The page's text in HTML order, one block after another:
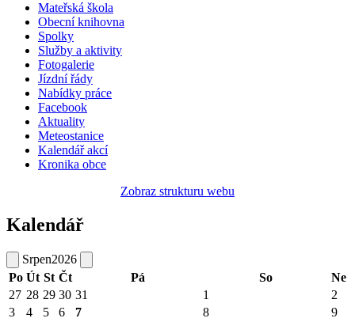
Mateřská škola
Obecní knihovna
Spolky
Služby a aktivity
Fotogalerie
Jízdní řády
Nabídky práce
Facebook
Aktuality
Meteostanice
Kalendář akcí
Kronika obce
Zobraz strukturu webu
Kalendář
Srpen2026
Po Út St Čt Pá So
Ne
27 28 29 30 31 1
2
3
4 5 6 7 8 9